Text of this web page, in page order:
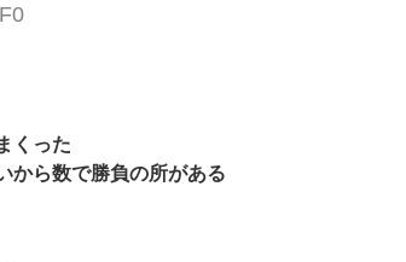
くった
から数で勝負の所がある